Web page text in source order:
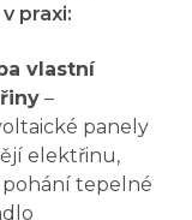
praxi:
vlastní
–
panely
elektřinu,
pohání tepelné